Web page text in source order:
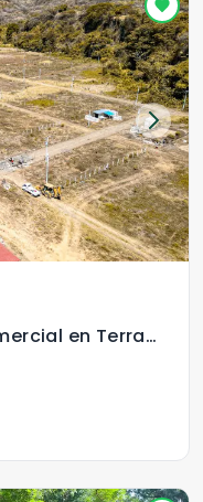
Terreno para desarrollo comercial en Terramar San Diego